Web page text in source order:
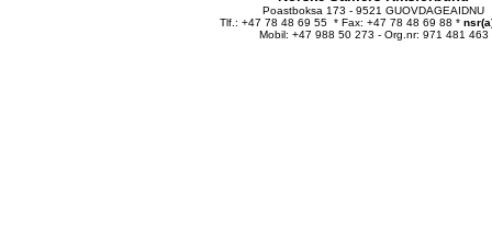
Poastboksa 173 - 9521 GUOVDAGEAIDNU
Tlf.: +47 78 48 69 55 * Fax: +47 78 48 69 88 *
Mobil: +47 988 50 273 - Org.nr: 971 481 463